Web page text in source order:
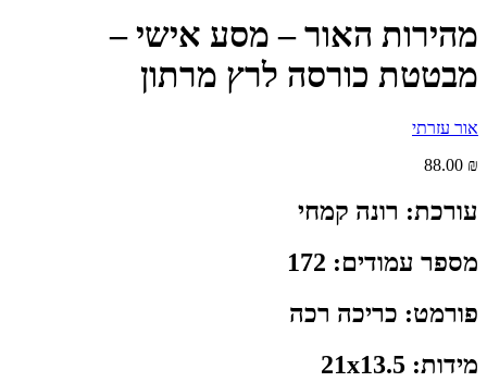
מהירות האור – מסע אישי –
מבטטת כורסה לרץ מרתון
אור עזרתי
88.00 ₪
עורכת: רונה קמחי
מספר עמודים: 172
פורמט: כריכה רכה
מידות: 21x13.5